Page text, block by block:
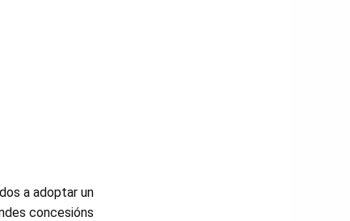
a adoptar un
concesións